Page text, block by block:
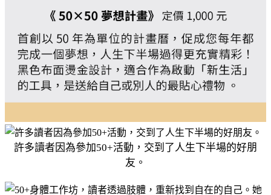
許多讀者因為參加50+活動，交到了人生下半場的好朋
友。